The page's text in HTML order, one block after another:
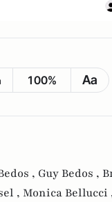
100% Aa
, Guy Bedos ,
, Monica Bellucci